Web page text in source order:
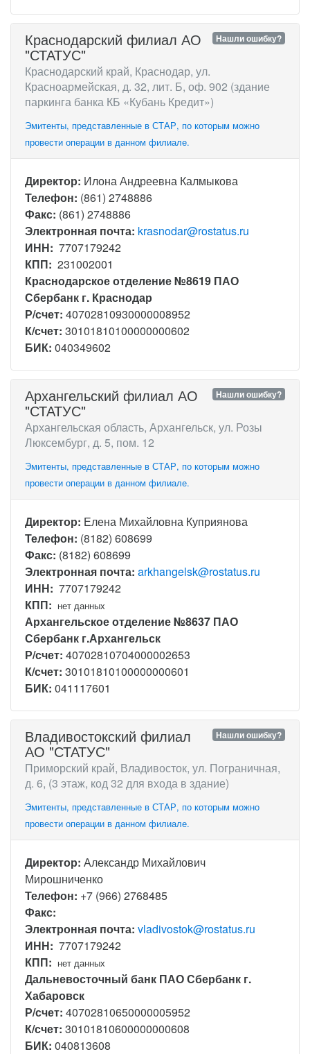
Нашли ошибку?
Краснодарский филиал АО
"СТАТУС"
Краснодарский край, Краснодар, ул.
Красноармейская, д. 32, лит. Б, оф. 902 (здание
паркинга банка КБ «Кубань Кредит»)
Эмитенты, представленные в СТАР, по которым можно
провести операции в данном филиале.
Директор: Илона Андреевна Калмыкова
Телефон: (861) 2748886
Факс: (861) 2748886
Электронная почта: krasnodar@rostatus.ru
ИНН: 7707179242
КПП: 231002001
Краснодарское отделение №8619 ПАО
Сбербанк г. Краснодар
Р/счет: 40702810930000008952
К/счет: 30101810100000000602
БИК: 040349602
Нашли ошибку?
Архангельский филиал АО
"СТАТУС"
Архангельская область, Архангельск, ул. Розы
Люксембург, д. 5, пом. 12
Эмитенты, представленные в СТАР, по которым можно
провести операции в данном филиале.
Директор: Елена Михайловна Куприянова
Телефон: (8182) 608699
Факс: (8182) 608699
Электронная почта: arkhangelsk@rostatus.ru
ИНН: 7707179242
КПП: нет данных
Архангельское отделение №8637 ПАО
Сбербанк г.Архангельск
Р/счет: 40702810704000002653
К/счет: 30101810100000000601
БИК: 041117601
Нашли ошибку?
Владивостокский филиал
АО "СТАТУС"
Приморский край, Владивосток, ул. Пограничная,
д. 6, (3 этаж, код 32 для входа в здание)
Эмитенты, представленные в СТАР, по которым можно
провести операции в данном филиале.
Директор: Александр Михайлович
Мирошниченко
Телефон: +7 (966) 2768485
Факс:
Электронная почта: vladivostok@rostatus.ru
ИНН: 7707179242
КПП: нет данных
Дальневосточный банк ПАО Сбербанк г.
Хабаровск
Р/счет: 40702810650000005952
К/счет: 30101810600000000608
БИК: 040813608